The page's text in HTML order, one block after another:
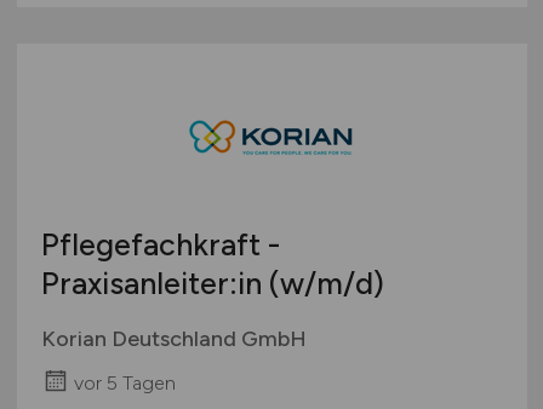
Pflegefachkraft -
Praxisanleiter:in (w/m/d)
Korian Deutschland GmbH
vor 5 Tagen